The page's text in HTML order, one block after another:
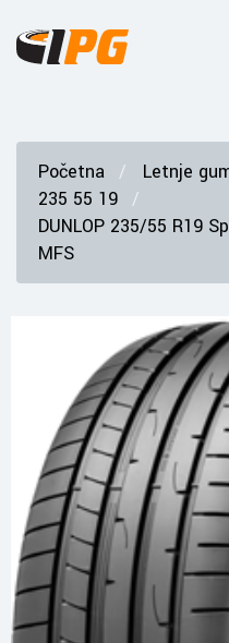
Početna
Letnje
235 55 19
DUNLOP 235/55 R19
MFS